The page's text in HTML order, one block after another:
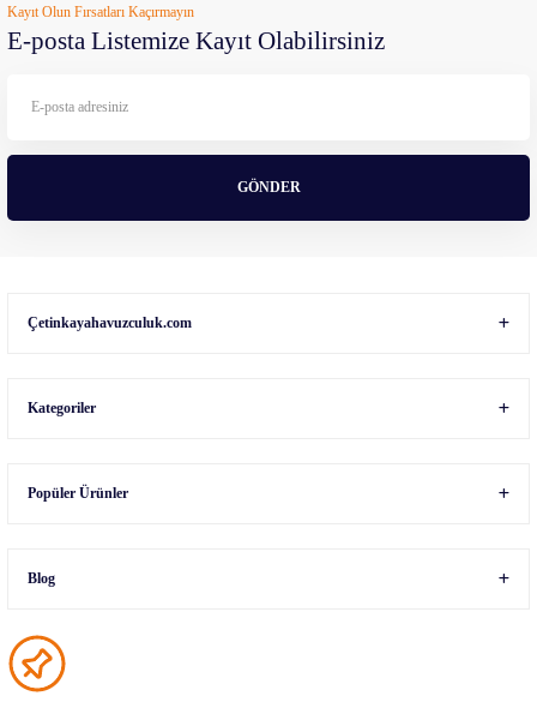
Ürün açıklamasında eksik bilgiler bulunuyor.
Ürün fiyatı diğer sitelerden daha pahalı.
Kayıt Olun Fırsatları Kaçırmayın
E-posta Listemize Kayıt Olabilirsiniz
GÖNDER
Çetinkayahavuzculuk.com
Kategoriler
Popüler Ürünler
Blog